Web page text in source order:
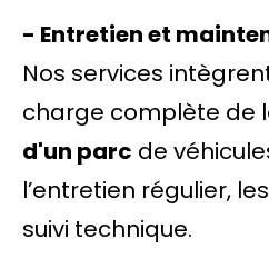
- Entretien et
Nos services
charge complète de
d'un parc de
l’entretien régulier,
suivi technique.